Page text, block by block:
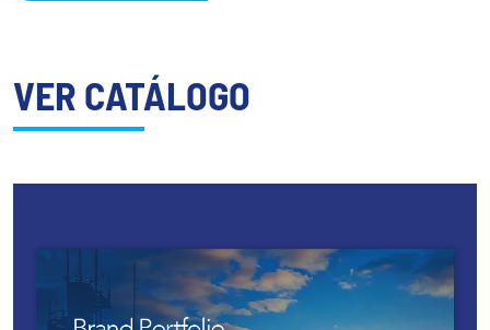
VER CATÁLOGO